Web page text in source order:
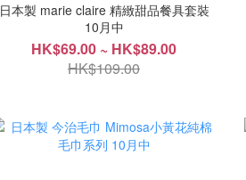
日本製 marie claire 精緻甜品餐具套裝
10月中
HK$69.00 ~ HK$89.00
HK$109.00